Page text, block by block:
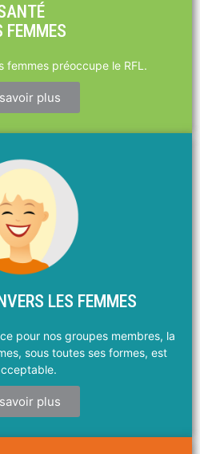
FEMMES
femmes préoccupe le RFL.
plus
LES FEMMES
pour nos groupes membres, la
sous toutes ses formes, est
plus